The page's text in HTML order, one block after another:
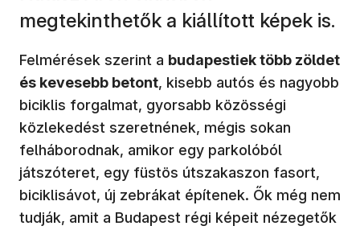
megtekinthetők a kiállított képek is.
Felmérések szerint a budapestiek több zöldet
és kevesebb betont, kisebb autós és nagyobb
biciklis forgalmat, gyorsabb közösségi
közlekedést szeretnének, mégis sokan
felháborodnak, amikor egy parkolóból
játszóteret, egy füstös útszakaszon fasort,
biciklisávot, új zebrákat építenek. Ők még nem
tudják, amit a Budapest régi képeit nézegetők